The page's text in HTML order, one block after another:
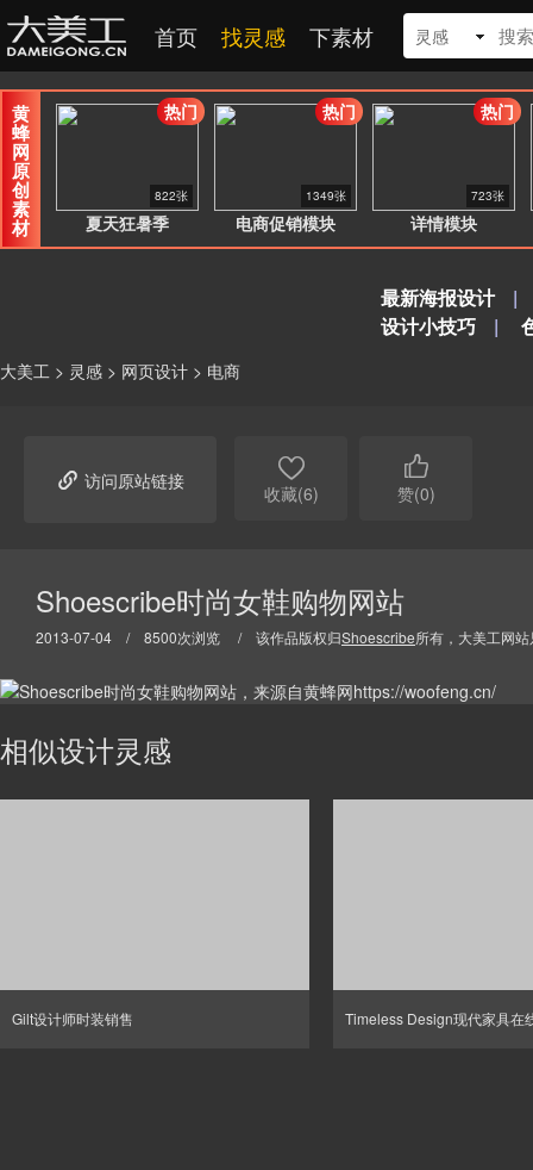
首页 找灵感 下素材 灵感
黄
蜂
网
原
创
素
材 夏天狂暑季
822张
热门
电商促销模块
1349张
热门
详情模块
723张
热门
最新海报设计
|
设计小技巧
|
大美工 > 灵感 > 网页设计 > 电商
 访问原站链接 
收藏(6)

赞(0)
Shoescribe时尚女鞋购物网站
2013-07-04 / 8500次浏览 / 该作品版权归Shoescribe所有，大美工网
相似设计灵感
Gilt设计师时装销售 Timeless Design现代家具在